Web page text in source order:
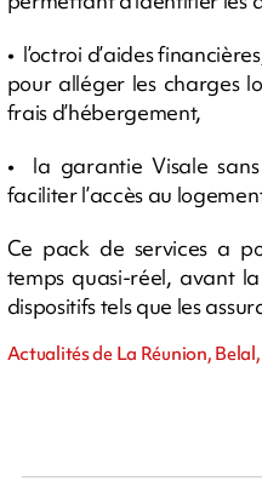
• l’octroi d’aides
pour alléger les charges
frais d’hébergement,
• la garantie Visale
faciliter l’accès au
Ce pack de services a
temps quasi-réel, avant
dispositifs tels que les
Actualités de La Réunion,